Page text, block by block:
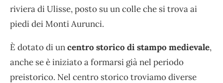
riviera di Ulisse, posto su un colle che si trova ai
piedi dei Monti Aurunci.
È dotato di uncentro storico di stampo medievale,
anche se è iniziato a formarsi già nel periodo
preistorico. Nel centro storico troviamo diverse